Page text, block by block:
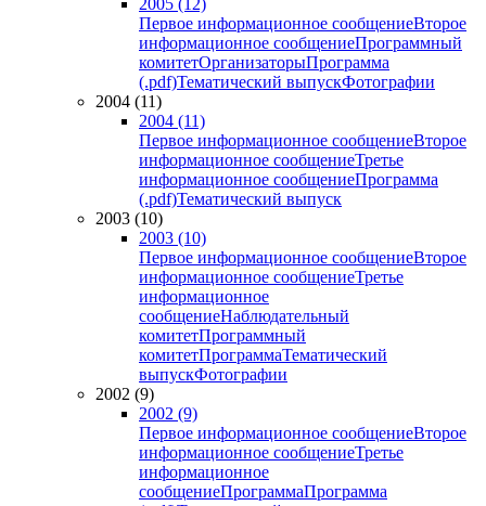
2005 (12)
Первое информационное сообщениеВторое
информационное сообщениеПрограммный
комитетОрганизаторыПрограмма
(.pdf)Тематический выпускФотографии
2004 (11)
2004 (11)
Первое информационное сообщениеВторое
информационное сообщениеТретье
информационное сообщениеПрограмма
(.pdf)Тематический выпуск
2003 (10)
2003 (10)
Первое информационное сообщениеВторое
информационное сообщениеТретье
информационное
сообщениеНаблюдательный
комитетПрограммный
комитетПрограммаТематический
выпускФотографии
2002 (9)
2002 (9)
Первое информационное сообщениеВторое
информационное сообщениеТретье
информационное
сообщениеПрограммаПрограмма